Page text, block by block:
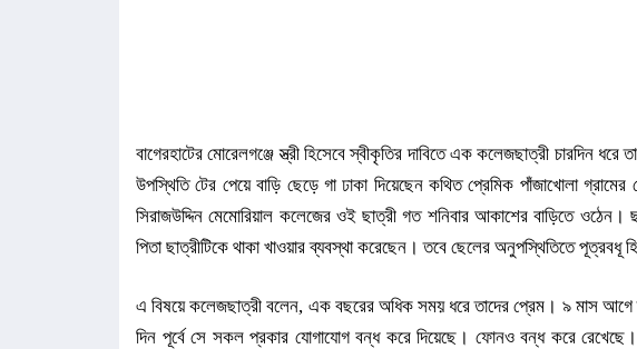
বাগেরহাটের মোরেলগঞ্জে স্ত্রী হিসেবে স্বীকৃতির দাবিতে এক কলেজছাত্রী চারদিন
উপস্থিতি টের পেয়ে বাড়ি ছেড়ে গা ঢাকা দিয়েছেন কথিত প্রেমিক পাঁজাখোলা
সিরাজউদ্দিন মেমোরিয়াল কলেজের ওই ছাত্রী গত শনিবার আকাশের বাড়িতে
পিতা ছাত্রীটিকে থাকা খাওয়ার ব্যবস্থা করেছেন। তবে ছেলের অনুপস্থিতিতে পূত্রবধূ
এ বিষয়ে কলেজছাত্রী বলেন, এক বছরের অধিক সময় ধরে তাদের প্রেম। ৯ মাস আগে
দিন পূর্বে সে সকল প্রকার যোগাযোগ বন্ধ করে দিয়েছে। ফোনও বন্ধ করে রেখেছে।